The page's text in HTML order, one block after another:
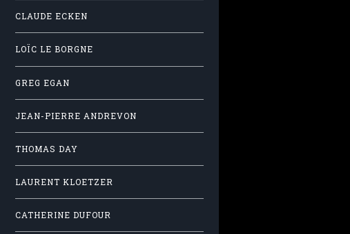
CLAUDE ECKEN
LOÏC LE BORGNE
GREG EGAN
JEAN-PIERRE ANDREVON
THOMAS DAY
LAURENT KLOETZER
CATHERINE DUFOUR